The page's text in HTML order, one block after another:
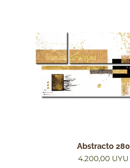
Abstracto 280
4.200,00 UYU